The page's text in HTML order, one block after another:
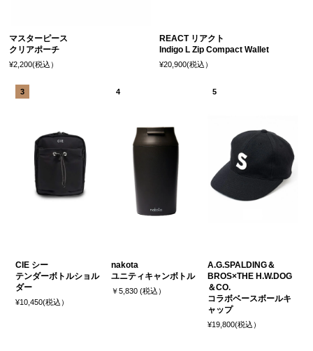
マスターピース
クリアポーチ
¥2,200(税込）
REACT リアクト
Indigo L Zip Compact Wallet
¥20,900(税込）
CIE シー
テンダーボトルショル
ダー
¥10,450(税込）
nakota
ユニティキャンボトル
￥5,830 (税込）
A.G.SPALDING＆
BROS×THE H.W.DOG
＆CO.
コラボベースボールキ
ャップ
¥19,800(税込）